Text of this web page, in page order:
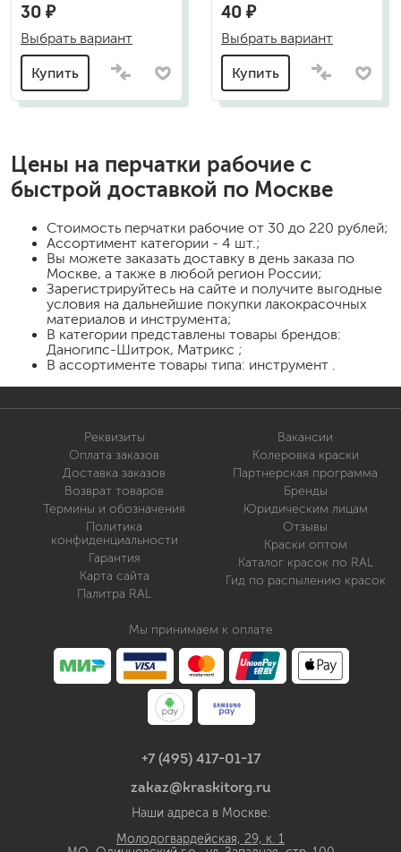
30 ₽
Выбрать вариант
Купить
40 ₽
Выбрать вариант
Купить
Цены на перчатки рабочие с
быстрой доставкой по Москве
Стоимость перчатки рабочие от 30 до 220 рублей;
Ассортимент категории - 4 шт.;
Вы можете заказать доставку в день заказа по
Москве, а также в любой регион России;
Зарегистрируйтесь на сайте и получите выгодные
условия на дальнейшие покупки лакокрасочных
материалов и инструмента;
В категории представлены товары брендов:
Даногипс-Шитрок, Матрикс ;
В ассортименте товары типа: инструмент .
Реквизиты
Оплата заказов
Доставка заказов
Возврат товаров
Термины и обозначения
Политика
конфиденциальности
Гарантия
Карта сайта
Палитра RAL
Вакансии
Колеровка краски
Партнерская программа
Бренды
Юридическим лицам
Отзывы
Краски оптом
Каталог красок по RAL
Гид по распылению красок
Мы принимаем к оплате
+7 (495) 417-01-17
zakaz@kraskitorg.ru
Наши адреса в Москве:
Молодогвардейская, 29, к. 1